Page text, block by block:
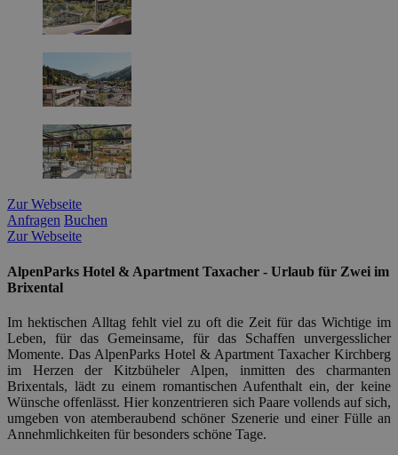
Zur Webseite
Anfragen Buchen
Zur Webseite
AlpenParks Hotel & Apartment Taxacher - Urlaub für Zwei im
Brixental
Im hektischen Alltag fehlt viel zu oft die Zeit für das Wichtige im
Leben, für das Gemeinsame, für das Schaffen unvergesslicher
Momente. Das AlpenParks Hotel & Apartment Taxacher Kirchberg
im Herzen der Kitzbüheler Alpen, inmitten des charmanten
Brixentals, lädt zu einem romantischen Aufenthalt ein, der keine
Wünsche offenlässt. Hier konzentrieren sich Paare vollends auf sich,
umgeben von atemberaubend schöner Szenerie und einer Fülle an
Annehmlichkeiten für besonders schöne Tage.